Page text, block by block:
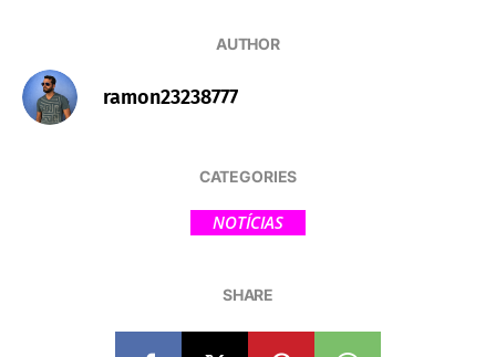
AUTHOR
ramon23238777
CATEGORIES
NOTÍCIAS
SHARE